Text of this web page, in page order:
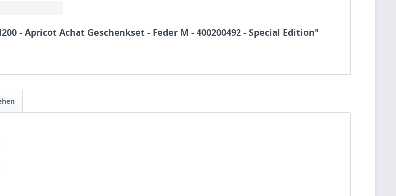
- Apricot Achat Geschenkset - Feder M - 400200492 - Special Edition"